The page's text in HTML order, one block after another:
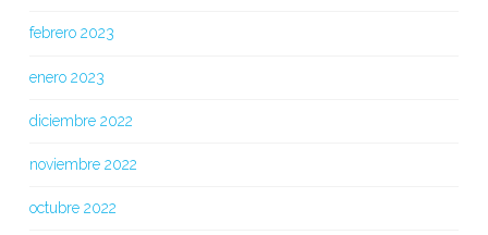
febrero 2023
enero 2023
diciembre 2022
noviembre 2022
octubre 2022